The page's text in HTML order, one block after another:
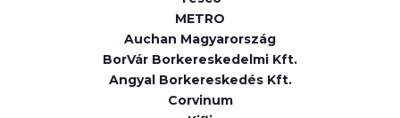
METRO
Auchan Magyarország
BorVár Borkereskedelmi Kft.
Angyal Borkereskedés Kft.
Corvinum